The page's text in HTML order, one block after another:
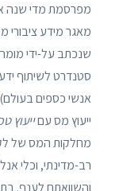
מפרסמת מדי שנה
סטנדרט לשיתוף
ייעוץ מס עםייעוץ
מחלקות המס של
רב-מדינתי, וכלי